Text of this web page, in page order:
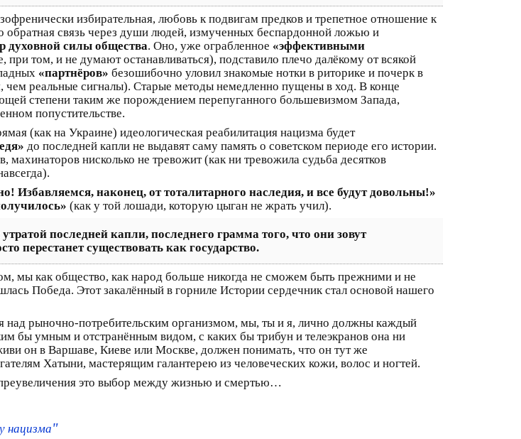
избирательная, любовь к подвигам предков и трепетное отношение к
обратная связь через души людей, измученных беспардонной ложью и
духовной силы общества. Оно, уже ограбленное «эффективными
том, и не думают останавливаться), подставило плечо далёкому от всякой
«партнёров» безошибочно уловил знакомые нотки в риторике и почерк в
чем реальные сигналы). Старые методы немедленно пущены в ход. В конце
степени таким же порождением перепуганного большевизмом Запада,
попустительстве.
(как на Украине) идеологическая реабилитация нацизма будет
до последней капли не выдавят саму память о советском периоде его истории.
нисколько не тревожит (как ни тревожила судьба десятков
Избавляемся, наконец, от тоталитарного наследия, и все будут довольны!»
(как у той лошади, которую цыган не жрать учил).
последней капли, последнего грамма того, что они зовут
перестанет существовать как государство.
мы как общество, как народ больше никогда не сможем быть прежними и не
Победа. Этот закалённый в горниле Истории сердечник стал основой нашего
над рыночно-потребительским организмом, мы, ты и я, лично должны каждый
бы умным и отстранённым видом, с каких бы трибун и телеэкранов она ни
он в Варшаве, Киеве или Москве, должен понимать, что он тут же
Хатыни, мастерящим галантерею из человеческих кожи, волос и ногтей.
это выбор между жизнью и смертью…
нацизма"